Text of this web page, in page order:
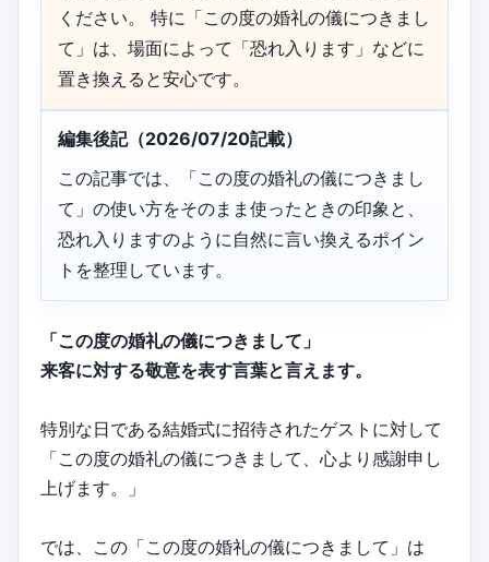
ください。 特に「この度の婚礼の儀につきまし
て」は、場面によって「恐れ入ります」などに
置き換えると安心です。
編集後記（2026/07/20記載）
この記事では、「この度の婚礼の儀につきまし
て」の使い方をそのまま使ったときの印象と、
恐れ入りますのように自然に言い換えるポイン
トを整理しています。
「この度の婚礼の儀につきまして」
来客に対する敬意を表す言葉と言えます。
特別な日である結婚式に招待されたゲストに対して
「この度の婚礼の儀につきまして、心より感謝申し
上げます。」
では、この「この度の婚礼の儀につきまして」は